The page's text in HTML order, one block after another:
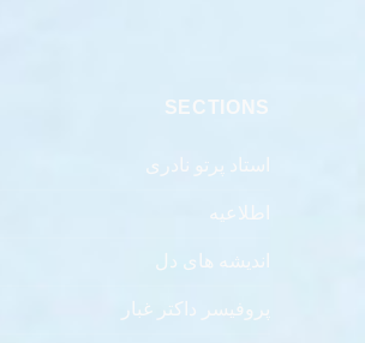
SECTIONS
استاد پرتو نادری
اطلاعیه
اندیشه های دل
پروفیسر داکتر غبار